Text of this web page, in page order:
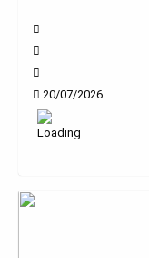
20/07/2026